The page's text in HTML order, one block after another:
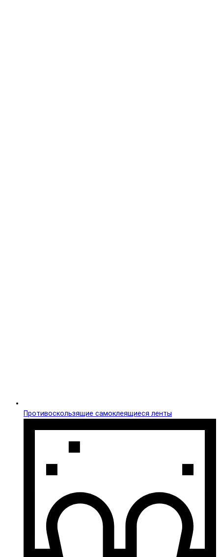
Противоскользящие самоклеящиеся ленты